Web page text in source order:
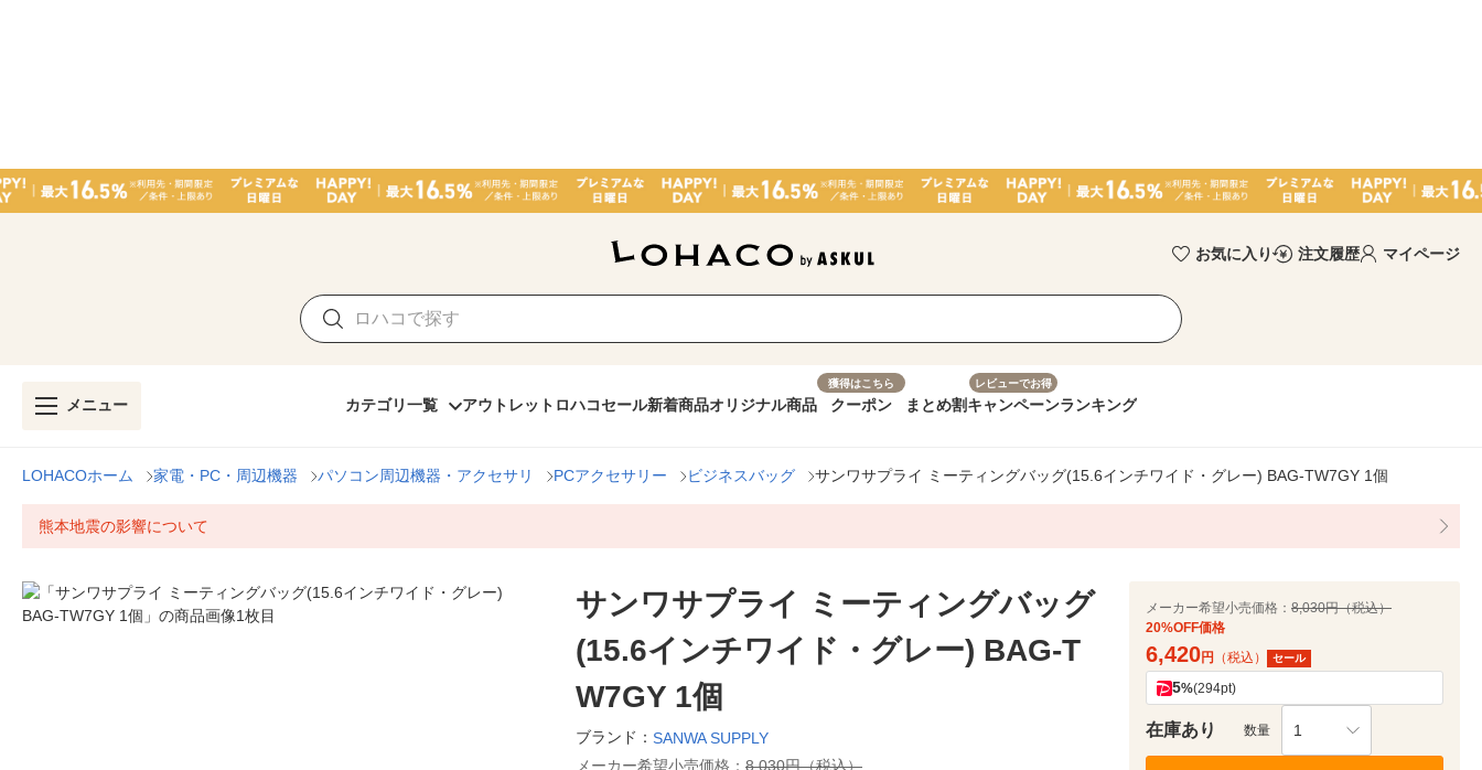
お気に入り 注文履歴 マイページ
メニュー カテゴリ一覧 アウトレット ロハコセール新着商品オリジナル商品
獲得はこちら
クーポン まとめ割
レビューでお得
キャンペーンランキング
LOHACOホーム 家電・PC・周辺機器 パソコン周辺機器・アクセサリ PCアクセサリー ビジネスバッグ サンワサプライ ミーティングバッグ(15.6インチワイド・グレー) BAG-TW7GY 1個
熊本地震の影響について
サンワサプライ ミーティングバッグ
(15.6インチワイド・グレー) BAG-T
W7GY 1個
ブランド： SANWA SUPPLY
メーカー希望小売価格： 8,030円（税込）
メーカー希望小売価格： 8,030円（税込）
20%OFF価格
6,420円 （税込） セール
5%(294pt)
在庫あり 数量 1